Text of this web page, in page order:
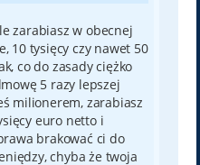
zarabiasz w obecnej
10 tysięcy czy nawet 50
co do zasady ciężko
5 razy lepszej
milionerem, zarabiasz
euro netto i
brakować ci do
chyba że twoja